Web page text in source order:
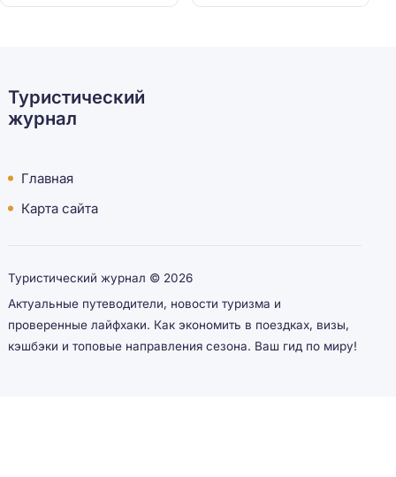
Туристический
журнал
Главная
Карта сайта
Туристический журнал © 2026
Актуальные путеводители, новости туризма и
проверенные лайфхаки. Как экономить в поездках, визы,
кэшбэки и топовые направления сезона. Ваш гид по миру!